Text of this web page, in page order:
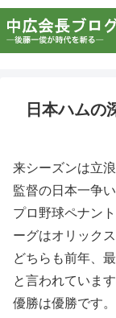
日本ハムの
来シーズンは立
監督の日本一争い
プロ野球ペナン
ーグはオリックス
どちらも前年、
と言われています
優勝は優勝です